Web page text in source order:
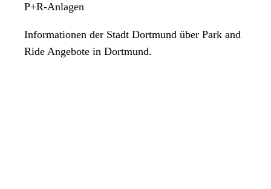
P+R-Anlagen
Informationen der Stadt Dortmund über Park and
Ride Angebote in Dortmund.